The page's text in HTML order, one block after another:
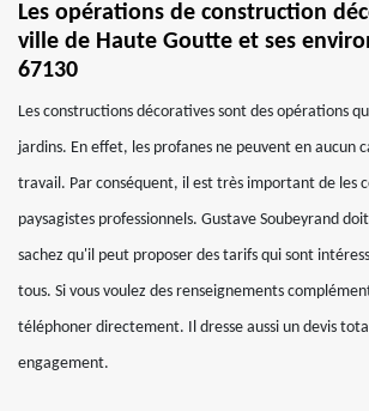
Les opérations de construction
ville de Haute Goutte et ses
67130
Les constructions décoratives sont des opérations
jardins. En effet, les profanes ne peuvent en aucun
travail. Par conséquent, il est très important de les
paysagistes professionnels. Gustave Soubeyrand
sachez qu'il peut proposer des tarifs qui sont
tous. Si vous voulez des renseignements
téléphoner directement. Il dresse aussi un devis
engagement.